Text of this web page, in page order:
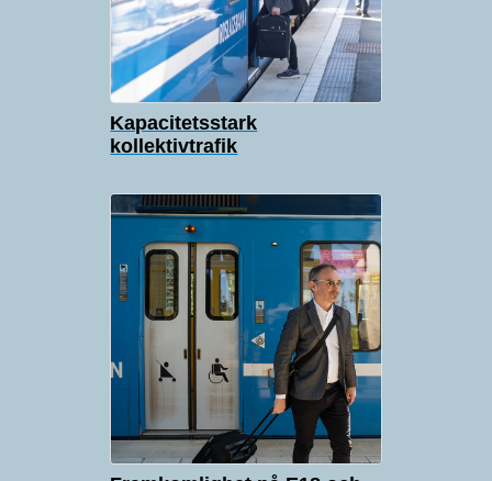
Kapacitetsstark
kollektivtrafik